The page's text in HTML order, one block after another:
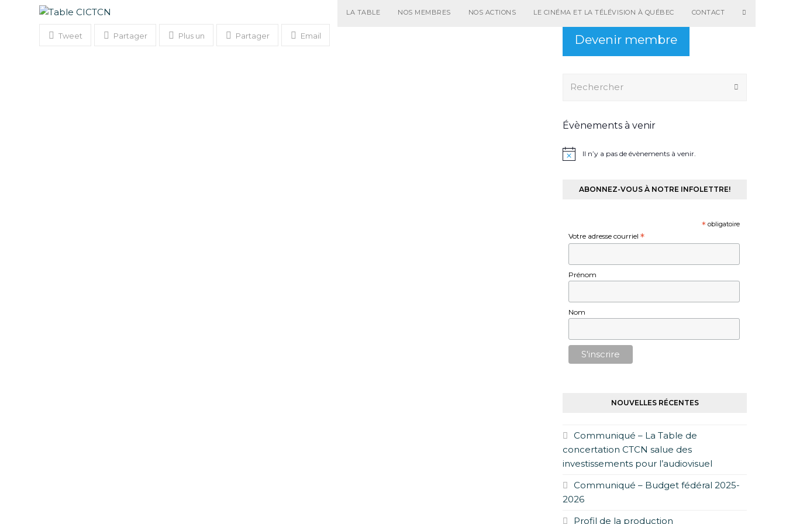
LA TABLE NOS MEMBRES NOS ACTIONS LE CINÉMA ET LA TÉLÉVISION À QUÉBEC CONTACT
Tweet Partager Plus un Partager Email Devenir membre
Envoyer
Évènements à venir
Il n’y a pas de évènements à venir.
ABONNEZ-VOUS À NOTRE INFOLETTRE!
*obligatoire
Votre adresse courriel *
Prénom
Nom
NOUVELLES RÉCENTES
Communiqué – La Table de
concertation CTCN salue des
investissements pour l’audiovisuel
Communiqué – Budget fédéral 2025-
2026
Profil de la production